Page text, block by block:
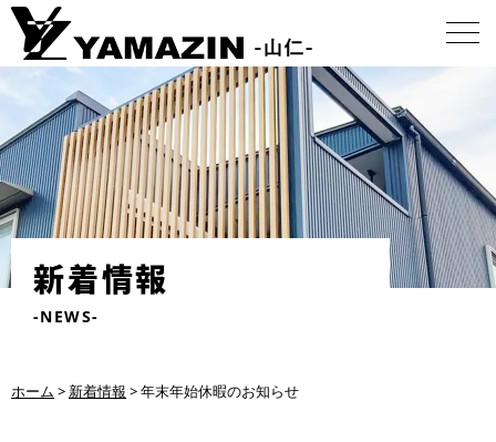
新着情報
-NEWS-
ホーム > 新着情報 >年末年始休暇のお知らせ